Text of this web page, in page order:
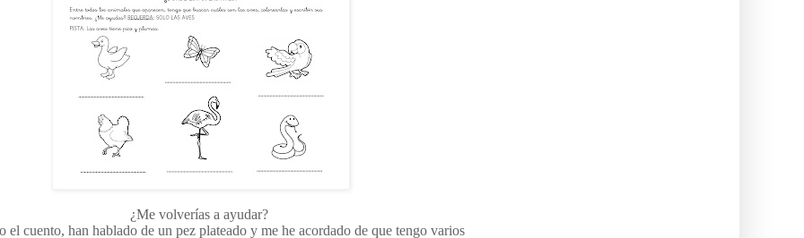
¿Me volverías a ayudar?
el cuento, han hablado de un pez plateado y me he acordado de que tengo varios